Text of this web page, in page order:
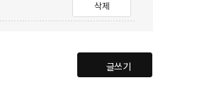
삭제
글쓰기